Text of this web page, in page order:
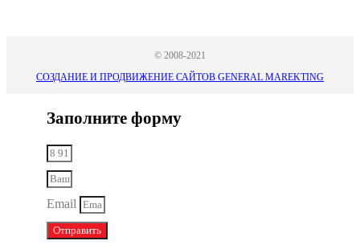
© 2008-2021
СОЗДАНИЕ И ПРОДВИЖЕНИЕ САЙТОВ GENERAL MAREKTING
Заполните форму
Email
Отправить